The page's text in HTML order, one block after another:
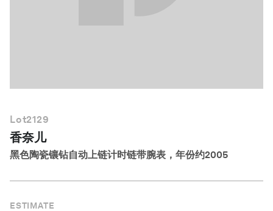
Lot2129
香奈儿
黑色陶瓷镶钻自动上链计时链带腕表，年份约2005
ESTIMATE